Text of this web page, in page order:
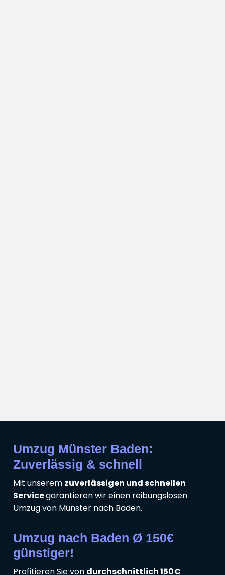
Umzug Münster Baden:
Zuverlässig & schnell
Mit unserem zuverlässigen und schnellen
Servicegarantieren wir einen reibungslosen
Umzug von Münster nach Baden.
Umzug nach Baden Ø 150€
günstiger!
Profitieren Sie von durchschnittlich 150€